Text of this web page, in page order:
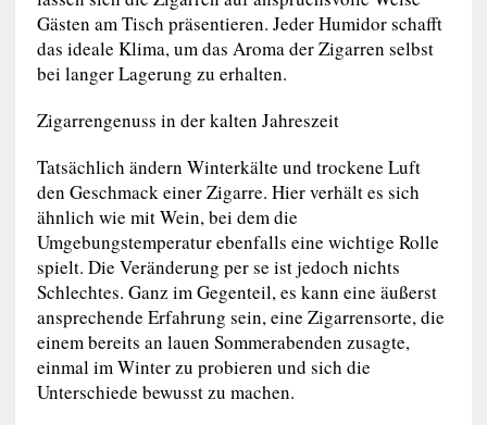
Gästen am Tisch präsentieren. Jeder Humidor schafft
das ideale Klima, um das Aroma der Zigarren selbst
bei langer Lagerung zu erhalten.
Zigarrengenuss in der kalten Jahreszeit
Tatsächlich ändern Winterkälte und trockene Luft
den Geschmack einer Zigarre. Hier verhält es sich
ähnlich wie mit Wein, bei dem die
Umgebungstemperatur ebenfalls eine wichtige Rolle
spielt. Die Veränderung per se ist jedoch nichts
Schlechtes. Ganz im Gegenteil, es kann eine äußerst
ansprechende Erfahrung sein, eine Zigarrensorte, die
einem bereits an lauen Sommerabenden zusagte,
einmal im Winter zu probieren und sich die
Unterschiede bewusst zu machen.